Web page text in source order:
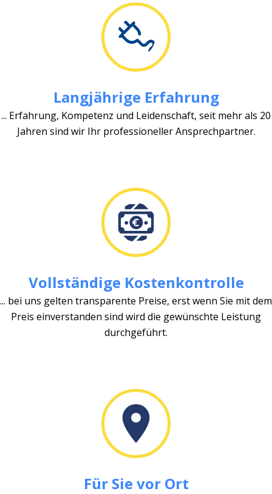
Langjährige Erfahrung
... Erfahrung, Kompetenz und Leidenschaft, seit mehr als 20
Jahren sind wir Ihr professioneller Ansprechpartner.
Vollständige Kostenkontrolle
... bei uns gelten transparente Preise, erst wenn Sie mit dem
Preis einverstanden sind wird die gewünschte Leistung
durchgeführt.
Für Sie vor Ort